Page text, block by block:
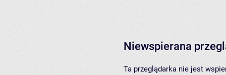
Niewspierana
Ta przeglądarka nie jest